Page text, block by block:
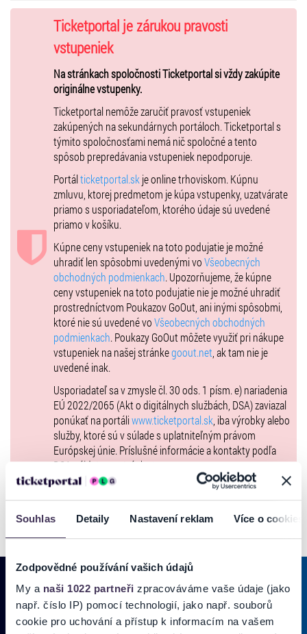
Souhlas Detaily Nastavení reklam Více o cookies
Zodpovědné používání vašich údajů
My a naši 1022 partneři zpracováváme vaše údaje (jako
např. číslo IP) pomocí technologií, jako např. souborů
cookie pro uchování a přístup k informacím na vašem
Parkovanie:
Parkovanie pri areáli, alebo na parkovisku LIDL
POPIS PODUJATIA:
ST. NICOLAUS Monarchs čaká posledný domáci zápas sezóny –
rozhodne sa o playoff!
Základná časť Snapbacks ligy vrcholí aST. NICOLAUS Monarchs
pred kľúčovým zápasom sezóny! V nedeľu,
15. júna 2025 o 15:00
na atletickom štadióneSTU Mladá Garda odohráposledný domáci
duel základnej časti, v ktorom Monarchs privítajú tradičného rivala –
Nitra Knights. Tento zápas bude poslednou možnosťou, ako si
zabezpečiť miestenku do playoff po náročnom úvode sezóny.
🎉 Navyše, čaká nás špeciálny program pre celú rodinu, keďže ide o
záverečný domáci zápas – nezabudnite prísť a zažiť elektrizujúcu
atmosféru,ktorou sú domáce zápasy Monarchs povestné!
Historická dominancia Monarchs, no posledné duely patria Knights
V doterajšej histórii sa tímy Monarchs a Knights stretli už 15-krát
Monarchs zvíťazili v 10 zápasoch
jasne hrá v prospech
Monarchs
. Avšak posledné roky priniesli
vyrovnanejšie súboje –posledných 5 zápasov ovládli hráči z Nitry.
Ten najčerstvejší bol mimoriadne tesný –Monarchs prehrali v
predĺžení o jediný bod, čo bude silná motivácia na odvetu a návrat na
víťaznú vlnu.
Knights s posilami, ale Monarchs sú pripravení
Nitra Knights so zahraničnými posilami bude obrovská výzva pre
Monarchs. To však domácich nezastaví – Monarchs majú
odhodlanie, tímového ducha a výhodu domáceho prostredia, kde ich
Príďte nás podporiť vkľúčovom zápase sezóny , zažiť napätie, emócie
a pravú futbalovú atmosféru!
Ticketportal je zárukou pravosti
vstupeniek
Na stránkach spoločnosti Ticketportal si vždy zakúpite
originálne vstupenky.
Ticketportal nemôže zaručiť pravosť vstupeniek
zakúpených na sekundárnych portáloch. Ticketportal s
týmito spoločnosťami nemá nič spoločné a tento
spôsob prepredávania vstupeniek nepodporuje.
Portálticketportal.sk je online trhoviskom. Kúpnu
zmluvu, ktorej predmetom je kúpa vstupenky, uzatvárate
priamo s usporiadateľom, ktorého údaje sú uvedené
priamo v košíku.
Kúpne ceny vstupeniek na toto podujatie je možné
uhradiť len spôsobmi uvedenými voVšeobecných
obchodných podmienkach. Upozorňujeme, že kúpne
ceny vstupeniek na toto podujatie nie je možné uhradiť
prostredníctvom Poukazov GoOut, ani inými spôsobmi,
ktoré nie sú uvedené voVšeobecných obchodných
podmienkach. Poukazy GoOut môžete využiť pri nákupe
vstupeniek na našej stránkegoout.net , ak tam nie je
uvedené inak.
Usporiadateľ sa v zmysle čl. 30 ods. 1 písm. e) nariadenia
EÚ 2022/2065 (Akt o digitálnych službách, DSA) zaviazal
ponúkať na portáliwww.ticketportal.sk , iba výrobky alebo
služby, ktoré sú v súlade s uplatniteľným právom
Európskej únie. Príslušné informácie a kontakty podľa
DSA nájdete na stránketu.
PRIHLÁSIŤ SA KODBERU NOVINIEK